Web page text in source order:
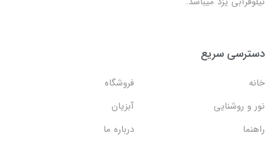
دسترسی سریع
خانه
فروشگاه
نور و روشنایی
آبزیان
راهنما
درباره ما